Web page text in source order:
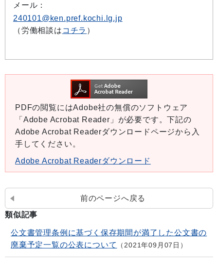
メール：
240101@ken.pref.kochi.lg.jp
（労働相談は コチラ ）
PDFの閲覧にはAdobe社の無償のソフトウェア
「Adobe Acrobat Reader」が必要です。下記の
Adobe Acrobat Readerダウンロードページから入
手してください。
Adobe Acrobat Readerダウンロード
前のページへ戻る
類似記事
公文書管理条例に基づく保存期間が満了した公文書の
廃棄予定一覧の公表について
2021年09月07日